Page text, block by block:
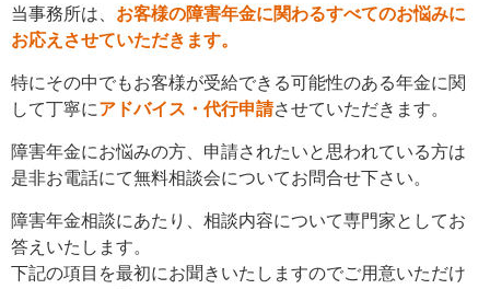
当事務所は、 お客様の障害年金に関わるすべてのお悩みに
お応えさせていただきます。
特にその中でもお客様が受給できる可能性のある年金に関
して丁寧にアドバイス・代行申請させていただきます。
障害年金にお悩みの方、申請されたいと思われている方は
是非お電話にて無料相談会についてお問合せ下さい。
障害年金相談にあたり、相談内容について専門家としてお
答えいたします。
下記の項目を最初にお聞きいたしますのでご用意いただけ